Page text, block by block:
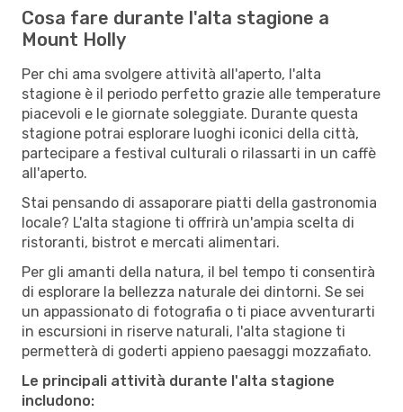
Cosa fare durante l'alta stagione a
Mount Holly
Per chi ama svolgere attività all'aperto, l'alta
stagione è il periodo perfetto grazie alle temperature
piacevoli e le giornate soleggiate. Durante questa
stagione potrai esplorare luoghi iconici della città,
partecipare a festival culturali o rilassarti in un caffè
all'aperto.
Stai pensando di assaporare piatti della gastronomia
locale? L'alta stagione ti offrirà un'ampia scelta di
ristoranti, bistrot e mercati alimentari.
Per gli amanti della natura, il bel tempo ti consentirà
di esplorare la bellezza naturale dei dintorni. Se sei
un appassionato di fotografia o ti piace avventurarti
in escursioni in riserve naturali, l'alta stagione ti
permetterà di goderti appieno paesaggi mozzafiato.
Le principali attività durante l'alta stagione
includono: